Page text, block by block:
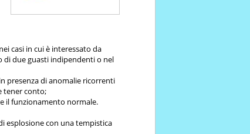
casi in cui è interessato da
di due guasti indipendenti o nel
presenza di anomalie ricorrenti
tener conto;
il funzionamento normale.
esplosione con una tempistica